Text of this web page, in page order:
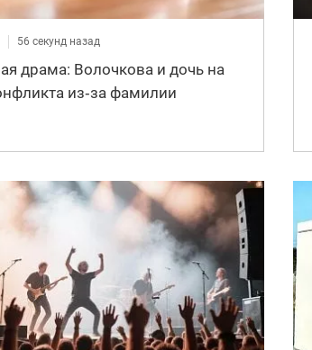
56 секунд назад
драма: Волочкова и дочь на
из‑за фамилии